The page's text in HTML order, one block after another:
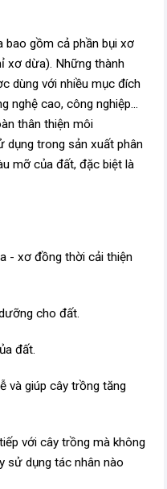
gồm cả phần bụi xơ
xơ dừa). Những thành
dùng với nhiều mục đích
nghệ cao, công nghiệp...
thân thiện môi
dụng trong sản xuất phân
mỡ của đất, đặc biệt là
xơ đồng thời cải thiện
cho đất.
đất.
giúp cây trồng tăng
với cây trồng mà không
sử dụng tác nhân nào